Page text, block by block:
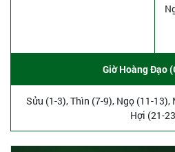
Giờ Hoàng Đạo
Sửu (1-3), Thìn (7-9), Ngọ (11-
Hợi (21-